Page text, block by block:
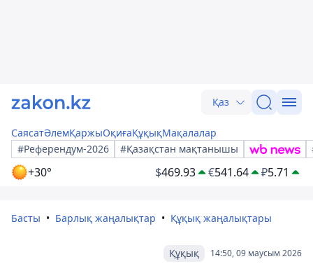
Қаз
СаясатӘлемҚаржыОқиғаҚұқықМақалалар
#Референдум-2026
#Қазақстан мақтанышы
+30° $469.93 €541.64 ₽5.71
Басты Барлық жаңалықтар Құқық жаңалықтары
14:50, 09 маусым 2026
Құқық